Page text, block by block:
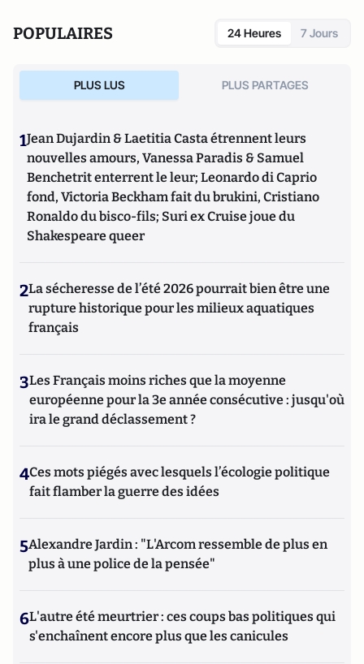
POPULAIRES 24 Heures 7 Jours
PLUS LUS PLUS PARTAGES
1Jean Dujardin & Laetitia Casta étrennent leurs
nouvelles amours, Vanessa Paradis & Samuel
Benchetrit enterrent le leur; Leonardo di Caprio
fond, Victoria Beckham fait du brukini, Cristiano
Ronaldo du bisco-fils; Suri ex Cruise joue du
Shakespeare queer
2La sécheresse de l’été 2026 pourrait bien être une
rupture historique pour les milieux aquatiques
français
3Les Français moins riches que la moyenne
européenne pour la 3e année consécutive : jusqu'où
ira le grand déclassement ?
4Ces mots piégés avec lesquels l’écologie politique
fait flamber la guerre des idées
5Alexandre Jardin : "L'Arcom ressemble de plus en
plus à une police de la pensée"
6L'autre été meurtrier : ces coups bas politiques qui
s'enchaînent encore plus que les canicules